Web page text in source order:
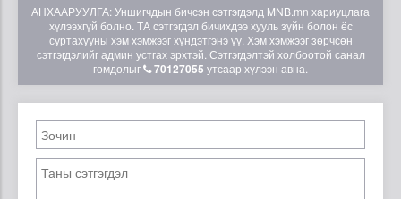
АНХААРУУЛГА: Уншигчдын бичсэн сэтгэгдэлд MNB.mn хариуцлага
хүлээхгүй болно. ТА сэтгэгдэл бичихдээ хууль зүйн болон ёс
суртахууны хэм хэмжээг хүндэтгэнэ үү. Хэм хэмжээг зөрчсөн
сэтгэгдэлийг админ устгах эрхтэй. Сэтгэгдэлтэй холбоотой санал
гомдолыг
70127055 утсаар хүлээн авна.